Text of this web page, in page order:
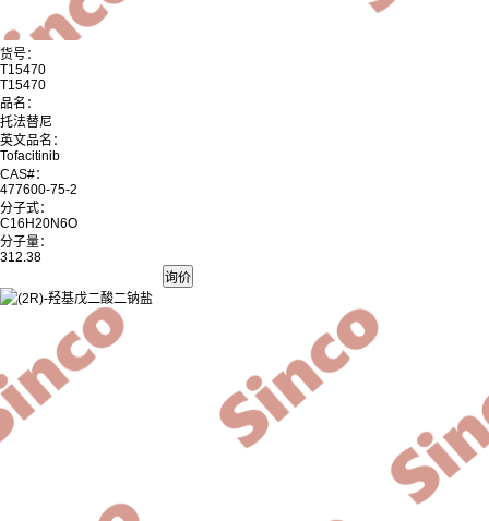
货号：
T15470
T15470
品名：
托法替尼
英文品名：
Tofacitinib
CAS#：
477600-75-2
分子式：
C16H20N6O
分子量：
312.38